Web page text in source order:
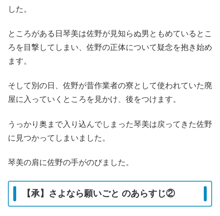
した。
ところがある日琴美は佐野が見知らぬ男ともめているとこ
ろを目撃してしまい、佐野の正体について疑念を抱き始め
ます。
そして別の日、佐野が昔作業者の寮として使われていた廃
屋に入っていくところを見かけ、後をつけます。
うっかり奥まで入り込んでしまった琴美は戻ってきた佐野
に見つかってしまいました。
琴美の肩に佐野の手がのびました。
【承】さよなら願いごと のあらすじ②